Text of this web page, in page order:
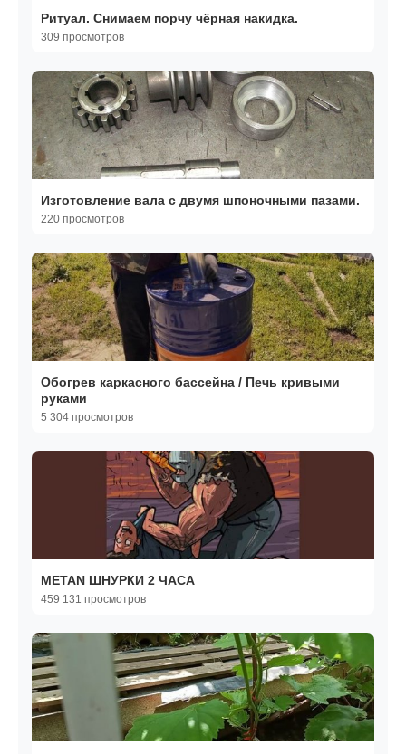
Ритуал. Снимаем порчу чёрная накидка.
309 просмотров
Изготовление вала с двумя шпоночными пазами.
220 просмотров
Обогрев каркасного бассейна / Печь кривыми
руками
5 304 просмотров
METAN ШНУРКИ 2 ЧАСА
459 131 просмотров